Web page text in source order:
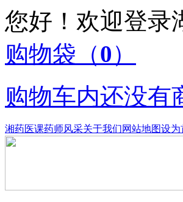
您好！欢迎登
购物袋 （0）
购物车内还没有
湘药医课药师风采关于我们网站地图设为